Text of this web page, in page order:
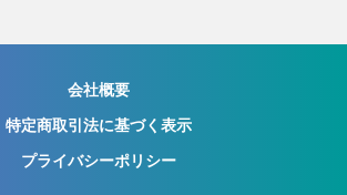
会社概要
特定商取引法に基づく表示
プライバシーポリシー